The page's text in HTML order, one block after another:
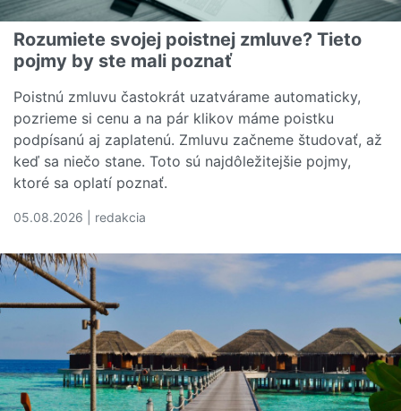
Rozumiete svojej poistnej zmluve? Tieto
pojmy by ste mali poznať
Poistnú zmluvu častokrát uzatvárame automaticky,
pozrieme si cenu a na pár klikov máme poistku
podpísanú aj zaplatenú. Zmluvu začneme študovať, až
keď sa niečo stane. Toto sú najdôležitejšie pojmy,
ktoré sa oplatí poznať.
05.08.2026 | redakcia